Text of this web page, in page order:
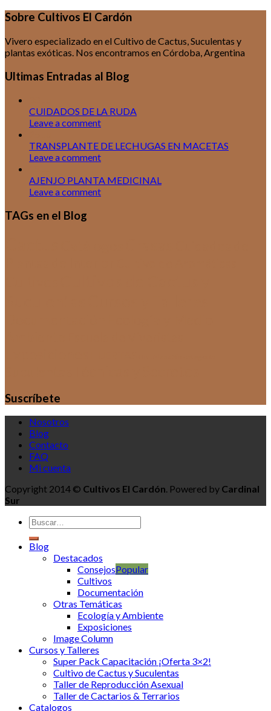
Sobre Cultivos El Cardón
Vivero especializado en el Cultivo de Cactus, Suculentas y
plantas exóticas. Nos encontramos en Córdoba, Argentina
Ultimas Entradas al Blog
CUIDADOS DE LA RUDA
Leave a comment
TRANSPLANTE DE LECHUGAS EN MACETAS
Leave a comment
AJENJO PLANTA MEDICINAL
Leave a comment
TAGs en el Blog
Suscríbete
Nosotros
Blog
Contacto
FAQ
Mi cuenta
Copyright 2014 © Cultivos El Cardón. Powered by Cardinal
Sur
Blog
Destacados
Consejos
Cultivos
Documentación
Otras Temáticas
Ecología y Ambiente
Exposiciones
Image Column
Cursos y Talleres
Super Pack Capacitación ¡Oferta 3×2!
Cultivo de Cactus y Suculentas
Taller de Reproducción Asexual
Taller de Cactarios & Terrarios
Catalogos